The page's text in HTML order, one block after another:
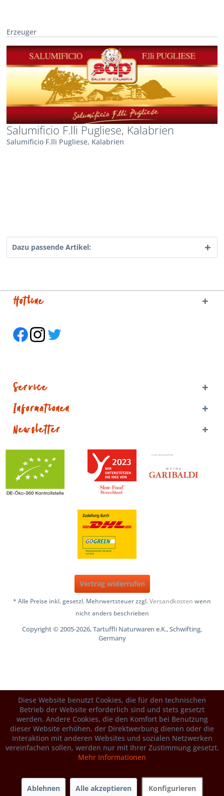
Erzeuger
Salumificio F.lli Pugliese, Kalabrien
Salumificio F.lli Pugliese, Kalabrien
Dazu passende Artikel:
Hotline
Service
Informationen
Newsletter
Vertrag widerrufen
* Alle Preise inkl. gesetzl. Mehrwertsteuer zzgl.Versandkosten wenn
nicht anders beschrieben
Copyright © 2005-2026, Tartuffli Naturwaren e.K., Schwifting,
Germany
Diese Website benutzt Cookies, die für den technischen
Betrieb der Website erforderlich sind und stets gesetzt
werden. Andere Cookies, die den Komfort bei Benutzung
dieser Website erhöhen, der Direktwerbung dienen oder die
Interaktion mit anderen Websites und sozialen Netzwerken
vereinfachen sollen, werden nur mit Ihrer Zustimmung gesetzt.
Mehr Informationen
Ablehnen Alle akzeptieren Konfigurieren